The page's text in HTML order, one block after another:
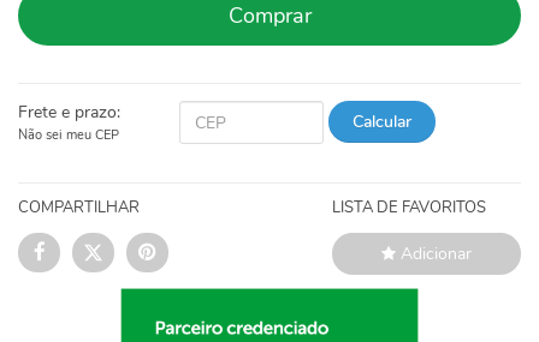
Comprar
Frete e prazo:
Não sei meu CEP
Calcular
COMPARTILHAR LISTA DE FAVORITOS
Adicionar